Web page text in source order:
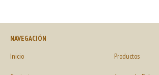
NAVEGACIÓN
Inicio
Productos